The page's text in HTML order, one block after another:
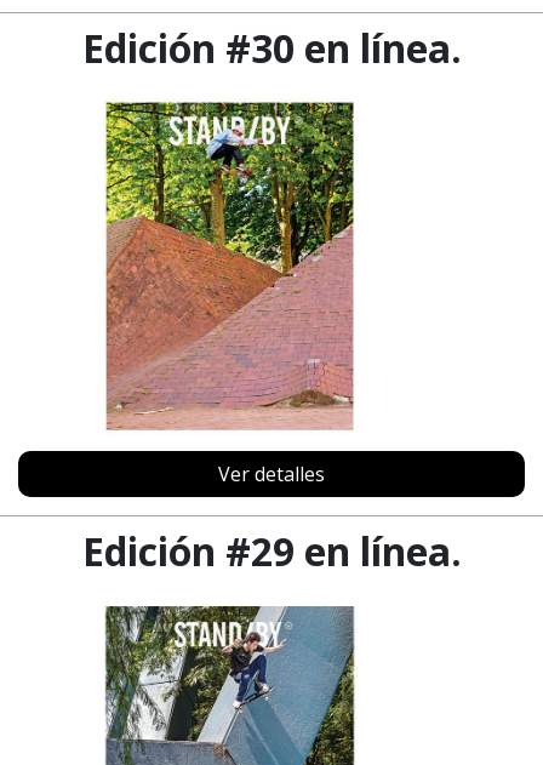
Edición #30 en línea.
Ver detalles
Edición #29 en línea.